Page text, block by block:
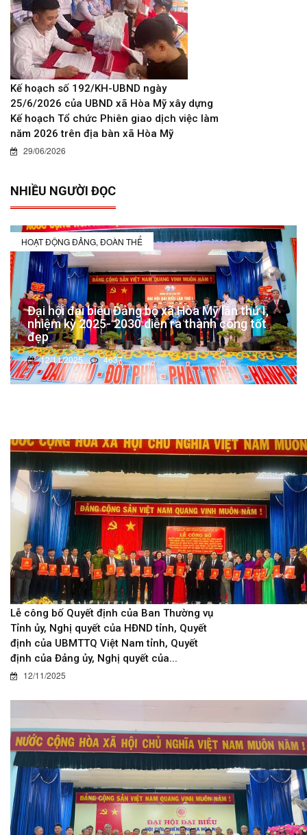
Kế hoạch số 192/KH-UBND ngày
25/6/2026 của UBND xã Hòa Mỹ xây dựng
Kế hoạch Tổ chức Phiên giao dịch việc làm
năm 2026 trên địa bàn xã Hòa Mỹ
29/06/2026
NHIỀU NGƯỜI ĐỌC
HOẠT ĐỘNG ĐẢNG, ĐOÀN THỂ
Đại hội đại biểu Đảng bộ xã Hòa Mỹ lần thứ I,
nhiệm kỳ 2025- 2030 diễn ra thành công tốt
đẹp
12/11/2025 4637
Lễ công bố Quyết định của Ban Thường vụ
Tỉnh ủy, Nghị quyết của HĐND tỉnh, Quyết
định của UBMTTQ Việt Nam tỉnh, Quyết
định của Đảng ủy, Nghị quyết của...
12/11/2025